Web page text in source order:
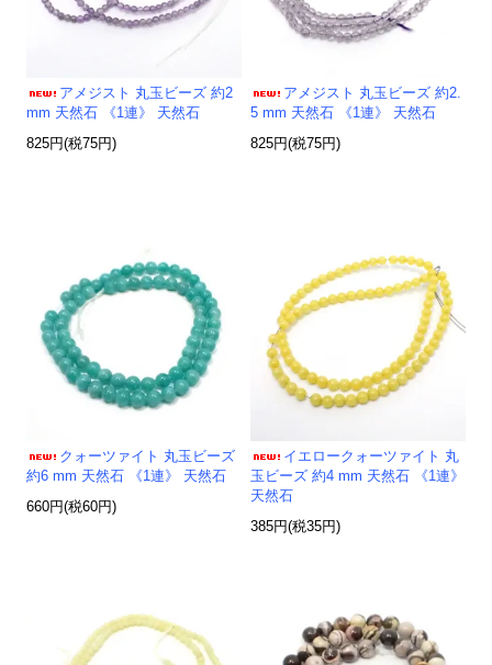
アメジスト 丸玉ビーズ 約2
mm 天然石 《1連》 天然石
825円(税75円)
アメジスト 丸玉ビーズ 約2.
5 mm 天然石 《1連》 天然石
825円(税75円)
クォーツァイト 丸玉ビーズ
約6 mm 天然石 《1連》 天然石
660円(税60円)
イエロークォーツァイト 丸
玉ビーズ 約4 mm 天然石 《1連》
天然石
385円(税35円)